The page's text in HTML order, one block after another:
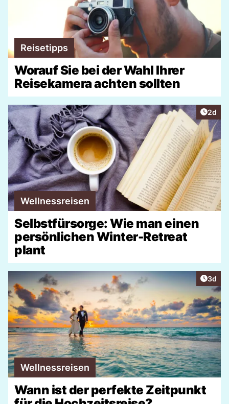
Reisetipps
Worauf Sie bei der Wahl Ihrer
Reisekamera achten sollten
2d
Wellnessreisen
Selbstfürsorge: Wie man einen
persönlichen Winter-Retreat
plant
3d
Wellnessreisen
Wann ist der perfekte Zeitpunkt